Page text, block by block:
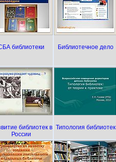
библиотеки Библиотечное дело
библиотек в
России
Типология библиотек